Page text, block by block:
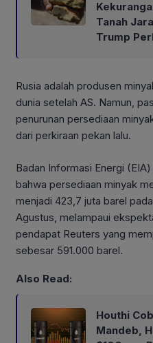
Tanah
Trump
Rusia adalah produsen
dunia setelah AS. Namun,
penurunan persediaan
dari perkiraan pekan lalu.
Badan Informasi Energi
bahwa persediaan minyak
menjadi 423,7 juta barel
Agustus, melampaui
pendapat Reuters yang
sebesar 591.000 barel.
Also Read:
Houthi
Mandeb,